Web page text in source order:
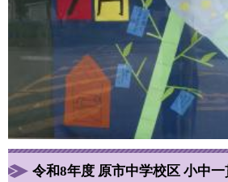
令和8年度 原市中学校区 小中